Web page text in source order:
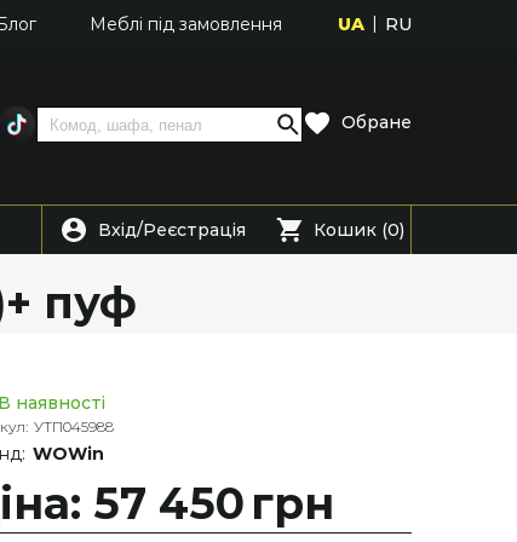
Меблі під замовлення UA RU
Обране
Вхід/Реєстрація Кошик (0)
пуф
В наявності
УТП045988
WOWin
57 450 грн